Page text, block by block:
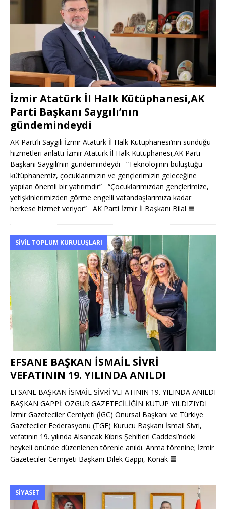
İzmir Atatürk İl Halk Kütüphanesi,AK
Parti Başkanı Saygılı’nın
gündemindeydi
AK Parti’li Saygılı İzmir Atatürk İl Halk Kütüphanesi’nin sunduğu
hizmetleri anlattı İzmir Atatürk İl Halk Kütüphanesi,AK Parti
Başkanı Saygılı’nın gündemindeydi “Teknolojinin buluştuğu
kütüphanemiz, çocuklarımızın ve gençlerimizin geleceğine
yapılan önemli bir yatırımdır” “Çocuklarımızdan gençlerimize,
yetişkinlerimizden görme engelli vatandaşlarımıza kadar
herkese hizmet veriyor” AK Parti İzmir İl Başkanı Bilal 🟦
SIVIL TOPLUM KURULUŞLARI
EFSANE BAŞKAN İSMAİL SİVRİ
VEFATININ 19. YILINDA ANILDI
EFSANE BAŞKAN İSMAİL SİVRİ VEFATININ 19. YILINDA ANILDI
BAŞKAN GAPPİ: ÖZGÜR GAZETECİLİĞİN KUTUP YILDIZIYDI
İzmir Gazeteciler Cemiyeti (İGC) Onursal Başkanı ve Türkiye
Gazeteciler Federasyonu (TGF) Kurucu Başkanı İsmail Sivri,
vefatının 19. yılında Alsancak Kıbrıs Şehitleri Caddesi’ndeki
heykeli önünde düzenlenen törenle anıldı. Anma törenine; İzmir
Gazeteciler Cemiyeti Başkanı Dilek Gappi, Konak 🟦
SIYASET